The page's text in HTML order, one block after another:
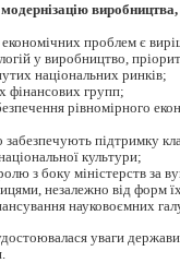
виробництва,
проблем є
у виробництво,
національних ринків;
групп;
рівномірного
підтримку
культури;
з боку міністерств за
незалежно від форм
науковоємних
уваги